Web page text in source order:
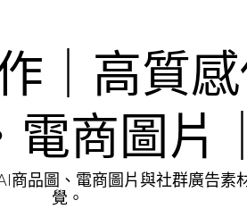
｜高質
商圖片
品圖、電商圖片與社群廣告
覺。